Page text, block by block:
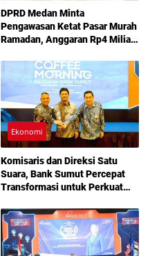
DPRD Medan Minta
Pengawasan Ketat Pasar Murah
Ramadan, Anggaran Rp4 Miliar
Ekonomi
Komisaris dan Direksi Satu
Suara, Bank Sumut Percepat
Transformasi untuk Perkuat